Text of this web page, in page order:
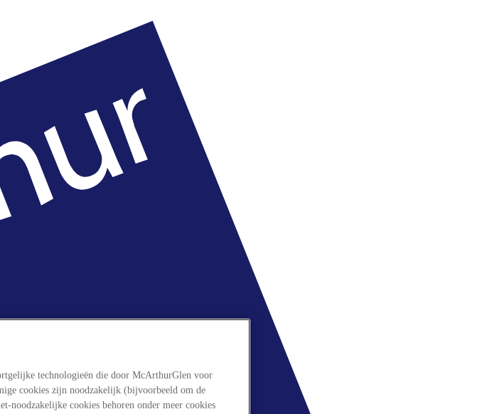
technologieën die door McArthurGlen voor
cookies zijn noodzakelijk (bijvoorbeeld om de
noodzakelijke cookies behoren onder meer cookies